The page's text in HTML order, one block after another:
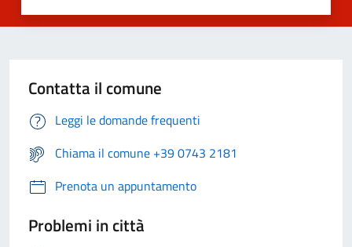
Contatta il comune
Leggi le domande frequenti
Chiama il comune +39 0743 2181
Prenota un appuntamento
Problemi in città